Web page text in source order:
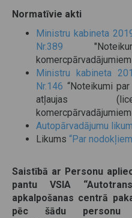
Normatīvie akti
Ministru kabineta
Nr.389
Ministru kabineta
Nr.146 “Noteikumi
atļaujas
Autopārvadājumu
Likums “Par
Saistībā ar Personu
pantu VSIA
apkalpošanas centrā
pēc šādu personu